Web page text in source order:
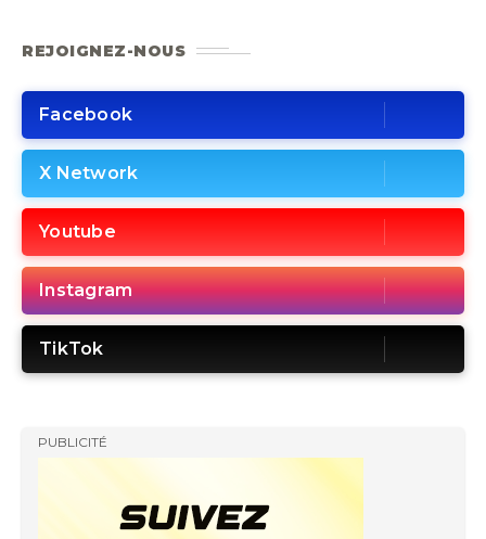
REJOIGNEZ-NOUS
Facebook
X Network
Youtube
Instagram
TikTok
PUBLICITÉ